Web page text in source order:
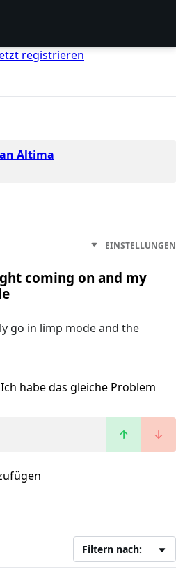
registrieren
Altima
EINSTELLUNGEN
coming on and my
go in limp mode and the
Ich habe das gleiche Problem
Filtern nach: